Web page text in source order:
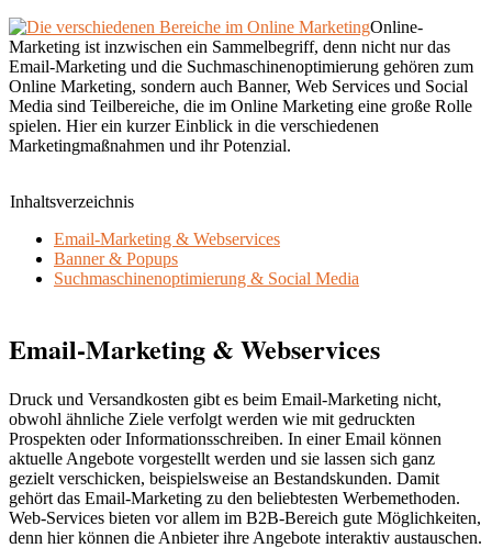
Online-
Marketing ist inzwischen ein Sammelbegriff, denn nicht nur das
Email-Marketing und die Suchmaschinenoptimierung gehören zum
Online Marketing, sondern auch Banner, Web Services und Social
Media sind Teilbereiche, die im Online Marketing eine große Rolle
spielen. Hier ein kurzer Einblick in die verschiedenen
Marketingmaßnahmen und ihr Potenzial.
Inhaltsverzeichnis
Email-Marketing & Webservices
Banner & Popups
Suchmaschinenoptimierung & Social Media
Email-Marketing & Webservices
Druck und Versandkosten gibt es beim Email-Marketing nicht,
obwohl ähnliche Ziele verfolgt werden wie mit gedruckten
Prospekten oder Informationsschreiben. In einer Email können
aktuelle Angebote vorgestellt werden und sie lassen sich ganz
gezielt verschicken, beispielsweise an Bestandskunden. Damit
gehört das Email-Marketing zu den beliebtesten Werbemethoden.
Web-Services bieten vor allem im B2B-Bereich gute Möglichkeiten,
denn hier können die Anbieter ihre Angebote interaktiv austauschen.